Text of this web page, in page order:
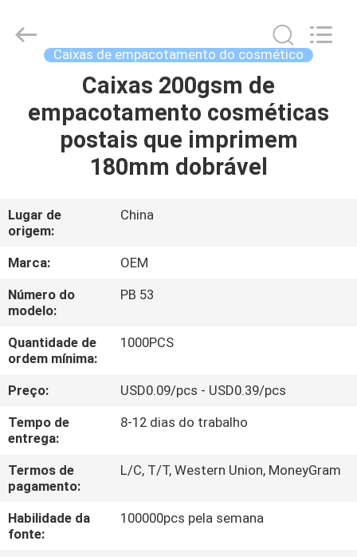
PRODUTOS
NÓS
EXCURSÃO
DA
FÁBRICA
CONTROLE
DA
QUALIDADE
CONTACTE-
NOS
DISPLAY
CO.,LTD.
Caixas de empacotamento do cosmético
Caixas 200gsm de
empacotamento cosméticas
postais que imprimem
180mm dobrável
Lugar de
origem:
China
Marca:
OEM
Número do
modelo:
PB 53
Quantidade de
ordem mínima:
1000PCS
Preço:
USD0.09/pcs - USD0.39/pcs
Tempo de
entrega:
8-12 dias do trabalho
Termos de
pagamento:
L/C, T/T, Western Union, MoneyGram
Habilidade da
fonte:
100000pcs pela semana